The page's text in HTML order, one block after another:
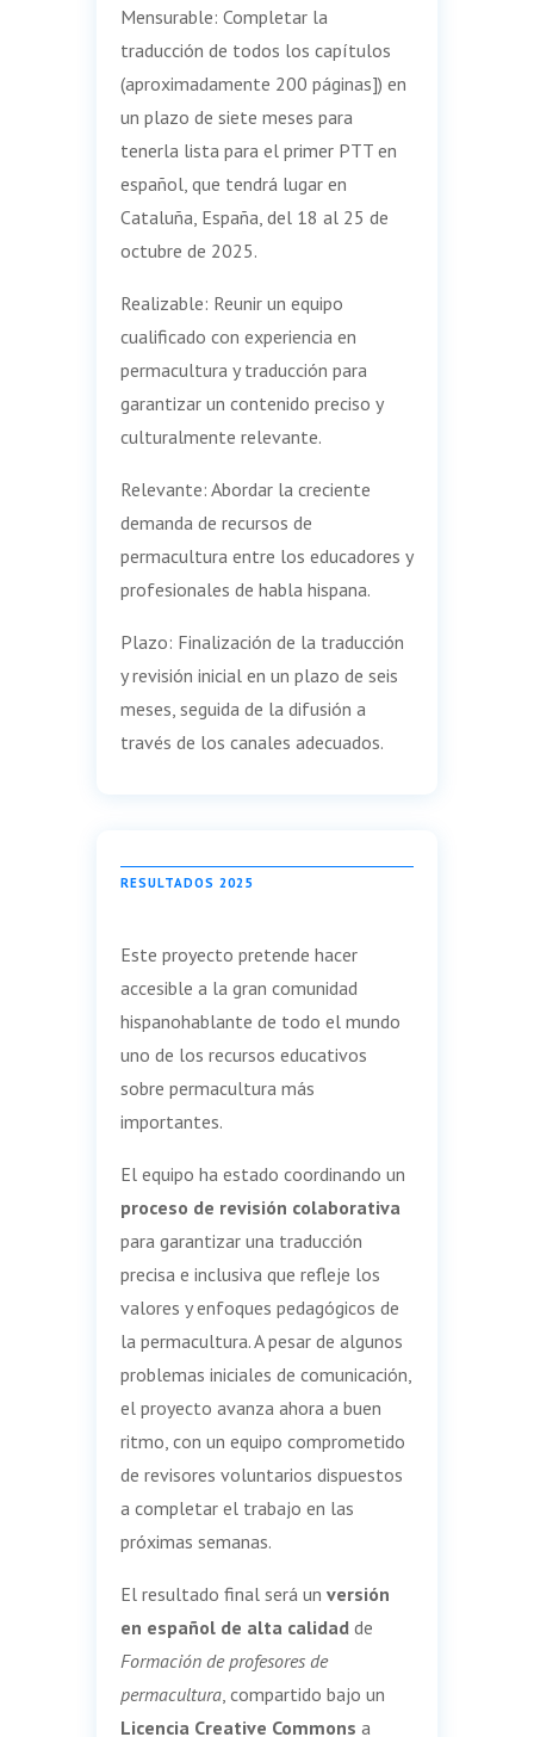
Mensurable: Completar la
traducción de todos los capítulos
(aproximadamente 200 páginas]) en
un plazo de siete meses para
tenerla lista para el primer PTT en
español, que tendrá lugar en
Cataluña, España, del 18 al 25 de
octubre de 2025.
Realizable: Reunir un equipo
cualificado con experiencia en
permacultura y traducción para
garantizar un contenido preciso y
culturalmente relevante.
Relevante: Abordar la creciente
demanda de recursos de
permacultura entre los educadores y
profesionales de habla hispana.
Plazo: Finalización de la traducción
y revisión inicial en un plazo de seis
meses, seguida de la difusión a
través de los canales adecuados.
RESULTADOS 2025
Este proyecto pretende hacer
accesible a la gran comunidad
hispanohablante de todo el mundo
uno de los recursos educativos
sobre permacultura más
importantes.
El equipo ha estado coordinando un
proceso de revisión colaborativa
para garantizar una traducción
precisa e inclusiva que refleje los
valores y enfoques pedagógicos de
la permacultura. A pesar de algunos
problemas iniciales de comunicación,
el proyecto avanza ahora a buen
ritmo, con un equipo comprometido
de revisores voluntarios dispuestos
a completar el trabajo en las
próximas semanas.
El resultado final será un versión
en español de alta calidadde
Formación de profesores de
permacultura, compartido bajo un
Licencia Creative Commons a